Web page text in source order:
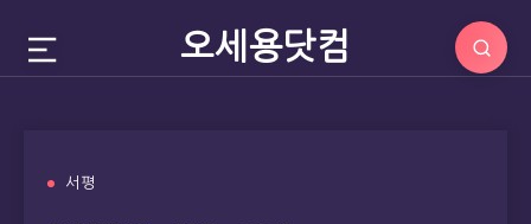
오세용닷컴
서평